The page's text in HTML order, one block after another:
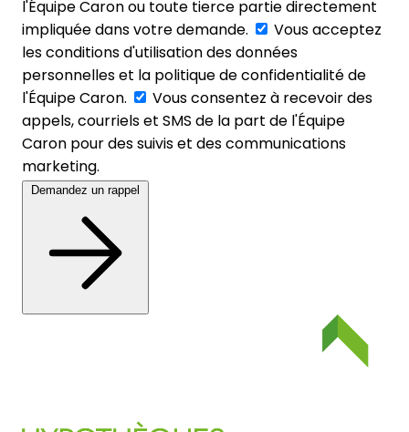
l'Équipe Caron ou toute tierce partie directement
impliquée dans votre demande.
Vous acceptez
les conditions d'utilisation des données
personnelles et la politique de confidentialité de
l'Équipe Caron.
Vous consentez à recevoir des
appels, courriels et SMS de la part de l'Équipe
Caron pour des suivis et des communications
marketing.
Demandez un rappel